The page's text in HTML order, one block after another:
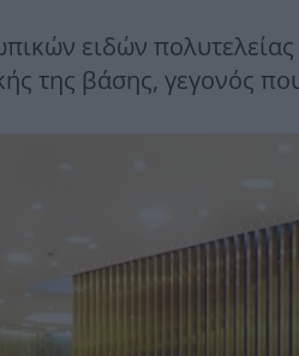
ειδών
της βάσης, γεγονός